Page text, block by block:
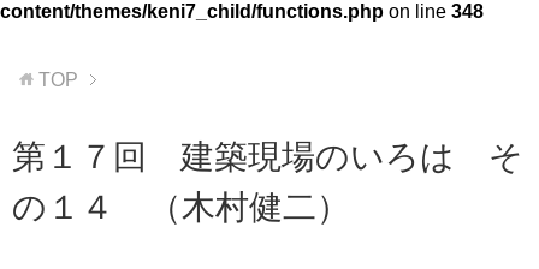
content/themes/keni7_child/functions.php on line 348
TOP
第１７回 建築現場のいろは そ
の１４ （木村健二）